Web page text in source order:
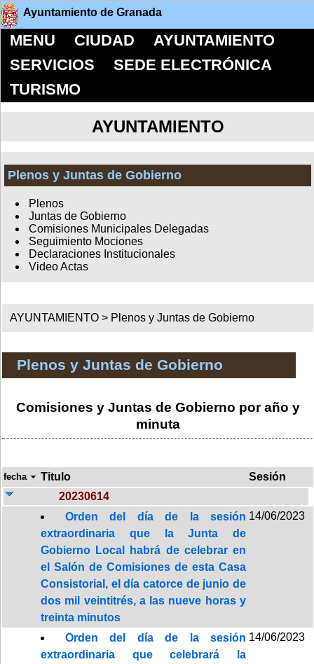
Ayuntamiento de Granada
MENU CIUDAD
AYUNTAMIENTO
SERVICIOS
SEDE ELECTRÓNICA
TURISMO
AYUNTAMIENTO
Plenos y Juntas de Gobierno
Plenos
Juntas de Gobierno
Comisiones Municipales Delegadas
Seguimiento Mociones
Declaraciones Institucionales
Video Actas
AYUNTAMIENTO > Plenos y Juntas de Gobierno
Plenos y Juntas de Gobierno
Comisiones y Juntas de Gobierno por año y
minuta
fecha Titulo
Sesión
20230614
Orden del día de la sesión
extraordinaria que la Junta de
Gobierno Local habrá de celebrar en
el Salón de Comisiones de esta Casa
Consistorial, el día catorce de junio de
dos mil veintitrés, a las nueve horas y
treinta minutos
14/06/2023
Orden del día de la sesión
extraordinaria que celebrará la
14/06/2023